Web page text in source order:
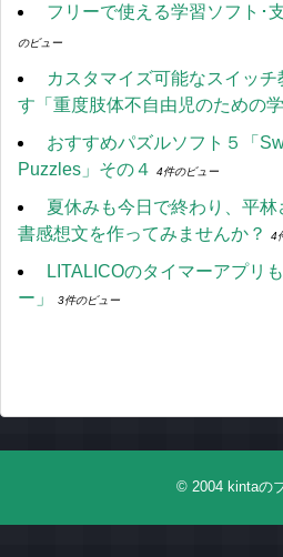
フリーで使える学習ソフト･
のビュー
カスタマイズ可能なスイッ
す「重度肢体不自由児のための
おすすめパズルソフト５「
Puzzles」その４
4件のビュー
夏休みも今日で終わり、平
書感想文を作ってみませんか？
4
LITALICOのタイマーアプリ
ー」
3件のビュー
© 2004 kintaの